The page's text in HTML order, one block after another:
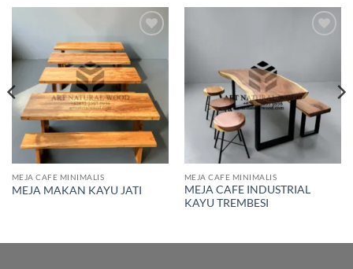
Add to
wishlist
MEJA CAFE MINIMALIS
MEJA MAKAN KAYU JATI
MEJA CAFE MINIMALIS
MEJA CAFE INDUSTRIAL
KAYU TREMBESI